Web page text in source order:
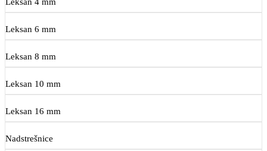
Leksan 6 mm
Leksan 8 mm
Leksan 10 mm
Leksan 16 mm
Nadstrešnice